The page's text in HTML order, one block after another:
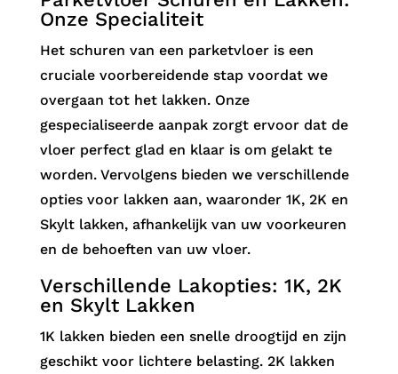
Onze Specialiteit
Het schuren van een parketvloer is een
cruciale voorbereidende stap voordat we
overgaan tot het lakken. Onze
gespecialiseerde aanpak zorgt ervoor dat de
vloer perfect glad en klaar is om gelakt te
worden. Vervolgens bieden we verschillende
opties voor lakken aan, waaronder 1K, 2K en
Skylt lakken, afhankelijk van uw voorkeuren
en de behoeften van uw vloer.
Verschillende Lakopties: 1K, 2K
en Skylt Lakken
1K lakken bieden een snelle droogtijd en zijn
geschikt voor lichtere belasting. 2K lakken